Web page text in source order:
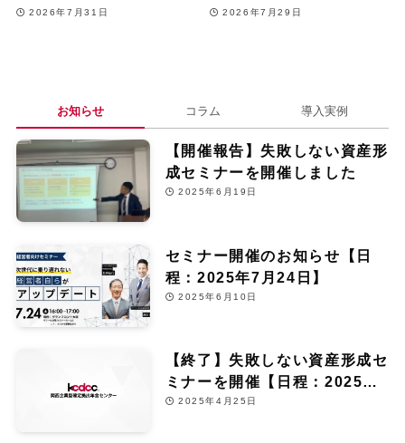
ツ2026年7月31日 2026年7月29日
お知らせ コラム 導入実例
【開催報告】失敗しない資産形
成セミナーを開催しました
2025年6月19日
セミナー開催のお知らせ【日
程：2025年7月24日】
2025年6月10日
【終了】失敗しない資産形成セ
ミナーを開催【日程：2025年6
月13日】
2025年4月25日